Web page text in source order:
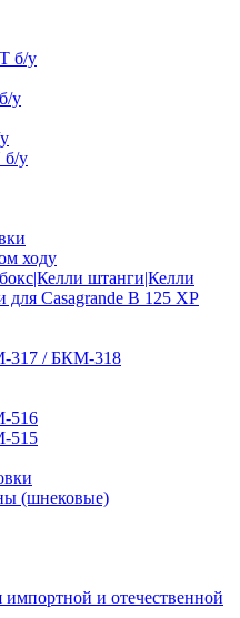
б/у
у
б/у
ходу
штанги|Келли
для Casagrande B 125 XP
317 / БКМ-318
516
515
(шнековые)
и отечественной